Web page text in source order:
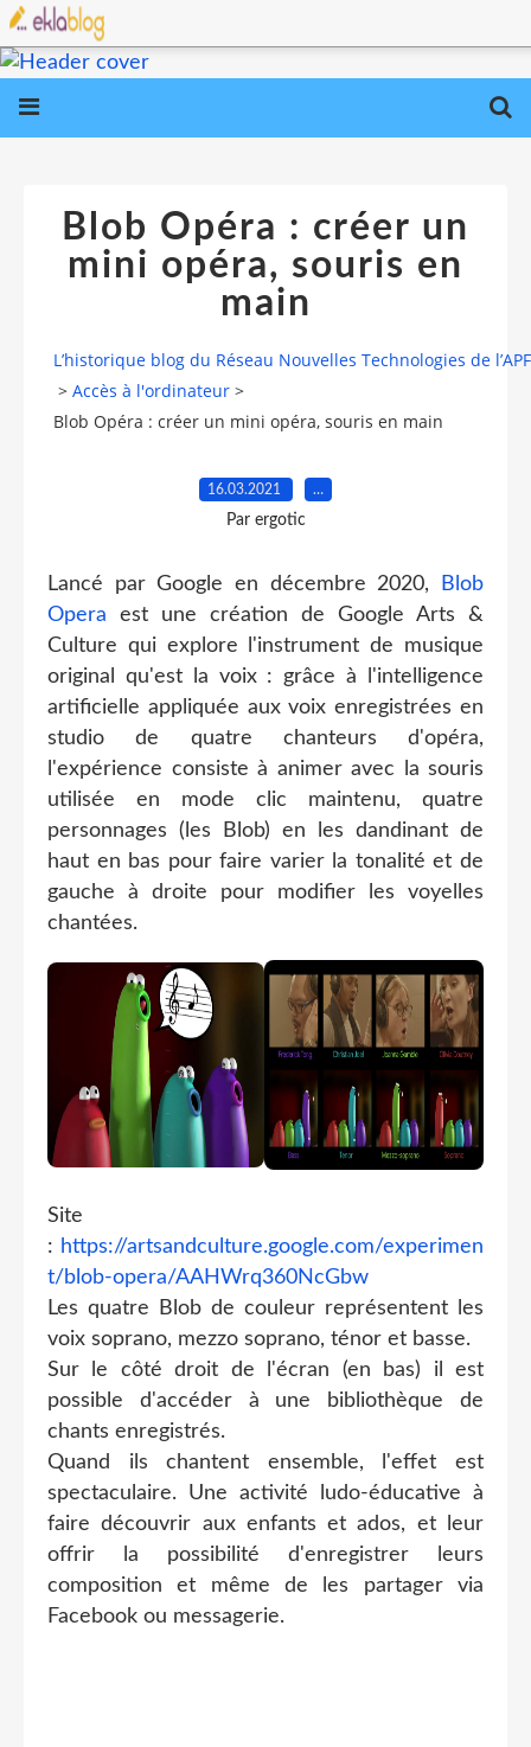
Blob Opéra : créer un
mini opéra, souris en
main
L’historique blog du Réseau Nouvelles Technologies de
> Accès à l'ordinateur >
Blob Opéra : créer un mini opéra, souris en main
16.03.2021 …
Par ergotic
Lancé par Google en décembre 2020,
Blob
Opera est une création de Google Arts &
Culture qui explore l'instrument de musique
original qu'est la voix : grâce à l'intelligence
artificielle appliquée aux voix enregistrées en
studio de quatre chanteurs d'opéra,
l'expérience consiste à animer avec la souris
utilisée en mode clic maintenu, quatre
personnages (les Blob) en les dandinant de
haut en bas pour faire varier la tonalité et de
gauche à droite pour modifier les voyelles
chantées.
Site
: https://artsandculture.google.com/experimen
t/blob-opera/AAHWrq360NcGbw
Les quatre Blob de couleur représentent les
voix soprano, mezzo soprano, ténor et basse.
Sur le côté droit de l'écran (en bas) il est
possible d'accéder à une bibliothèque de
chants enregistrés.
Quand ils chantent ensemble, l'effet est
spectaculaire. Une activité ludo-éducative à
faire découvrir aux enfants et ados, et leur
offrir la possibilité d'enregistrer leurs
composition et même de les partager via
Facebook ou messagerie.